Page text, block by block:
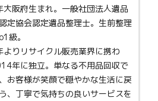
阪府生まれ。一般社団法人遺品
定協会認定遺品整理士。生前整理
級。
りリサイクル販売業界に携わ
年に独立。単なる不用品回収で
お客様が笑顔で穏やかな生活に戻
、丁寧で気持ちの良いサービスを